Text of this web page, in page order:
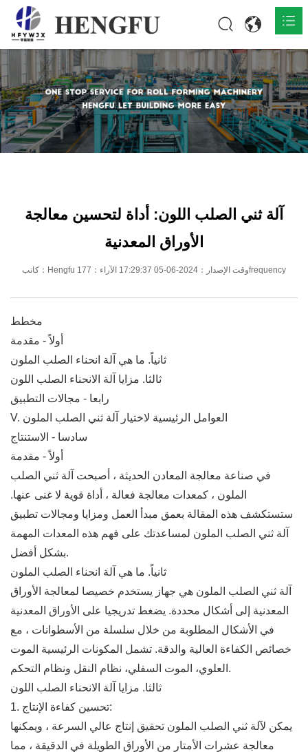
المنزل
المنتجات 
حول 
آلة ثني الصلب اللون: أداة لتحسين معالجة
الأوراق المعدنية
كاتب：Hengfu وقت الإصدار：2024-06-05 17:29:37 الآراء：177frequency
مخطط
أولاً - مقدمة
ثانياً. ما هي آلة انحناء الصلب الملون
ثالثا. مزايا آلة الانحناء الصلب اللون
رابعا - مجالات التطبيق
V. العوامل الرئيسية لاختيار آلة ثني الصلب الملون
سادسا - الاستنتاج
أولاً - مقدمة
في صناعة معالجة المعادن الحديثة ، أصبحت آلة ثني الصلب
الملون ، كمعدات معالجة فعالة ، أداة قوية لا غنى عنها.
ستستكشف هذه المقالة بعمق مبدأ العمل ومزايا ومجالات تطبيق
آلة ثني الصلب الملون لمساعدتك على فهم هذه المعدات المهمة
بشكل أفضل.
ثانياً. ما هي آلة انحناء الصلب الملون
آلة ثني الصلب الملون هي جهاز يستخدم خصيصا لمعالجة الأوراق
المعدنية إلى أشكال محددة. يضغط تدريجيا على الأوراق المعدنية
في الأشكال المطلوبة من خلال سلسلة من الأسطوانات ، مع
خصائص الكفاءة العالية والدقة. تشمل المكونات الرئيسية الموت
العلوي، الموت السفلي، نظام النقل ونظام التحكم.
ثالثا. مزايا آلة الانحناء الصلب اللون
1. تحسين كفاءة الإنتاج:
يمكن لآلة ثني الصلب الملون تحقيق إنتاج عالي السرعة ، ويمكنها
معالجة عشرات الأمتار من الأوراق الطويلة في الدقيقة ، مما